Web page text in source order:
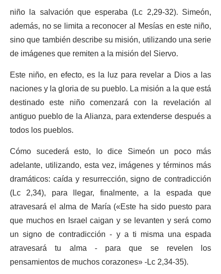
niño la salvación que esperaba (Lc 2,29-32). Simeón,
además, no se limita a reconocer al Mesías en este niño,
sino que también describe su misión, utilizando una serie
de imágenes que remiten a la misión del Siervo.
Este niño, en efecto, es la luz para revelar a Dios a las
naciones y la gloria de su pueblo. La misión a la que está
destinado este niño comenzará con la revelación al
antiguo pueblo de la Alianza, para extenderse después a
todos los pueblos.
Cómo sucederá esto, lo dice Simeón un poco más
adelante, utilizando, esta vez, imágenes y términos más
dramáticos: caída y resurrección, signo de contradicción
(Lc 2,34), para llegar, finalmente, a la espada que
atravesará el alma de María («Este ha sido puesto para
que muchos en Israel caigan y se levanten y será como
un signo de contradicción - y a ti misma una espada
atravesará tu alma - para que se revelen los
pensamientos de muchos corazones» -Lc 2,34-35).